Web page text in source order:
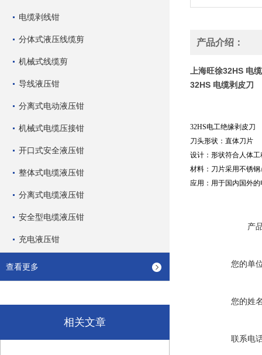
电缆剥线钳
分体式液压线缆剪
机械式线缆剪
导线液压钳
分离式电动液压钳
机械式电缆压接钳
开口式安全液压钳
整体式电缆液压钳
分离式电缆液压钳
安全型电缆液压钳
充电液压钳
查看更多
相关文章
产品介绍：
上海旺徐32HS 电
32HS 电缆剥皮刀
32HS电工绝缘剥皮刀
刀头形状：直体刀片
设计：形状符合人体
材料：刀片采用不锈
应用：用于国内国外
产
您的单
您的姓
联系电